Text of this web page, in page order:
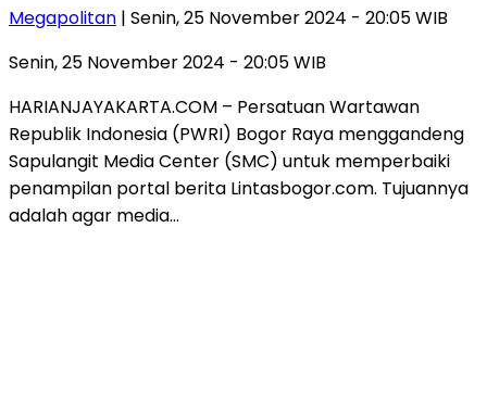
Megapolitan | Senin, 25 November 2024 - 20:05 WIB
Senin, 25 November 2024 - 20:05 WIB
HARIANJAYAKARTA.COM – Persatuan Wartawan
Republik Indonesia (PWRI) Bogor Raya menggandeng
Sapulangit Media Center (SMC) untuk memperbaiki
penampilan portal berita Lintasbogor.com. Tujuannya
adalah agar media…